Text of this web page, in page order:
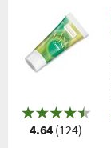
4.64 (124)